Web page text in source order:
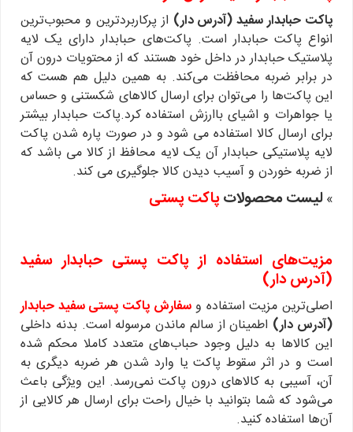
پاکت حبابدار سفید (آدرس‌ دار) از پرکاربردترین و محبوب‌ترین
انواع پاکت حبابدار است. پاکت‌های حبابدار دارای یک لایه
پلاستیک حبابدار در داخل خود هستند که از محتویات درون آن
در برابر ضربه محافظت می‌کند. به همین دلیل هم هست که
این پاکت‌ها را می‌توان برای ارسال کالاهای شکستنی و حساس
یا جواهرات و اشیای باارزش استفاده کرد.پاکت حبابدار بیشتر
برای ارسال کالا استفاده می شود و در صورت پاره شدن پاکت
لایه پلاستیکی حبابدار آن یک لایه محافظ از کالا می باشد که
از ضربه خوردن و آسیب دیدن کالا جلوگیری می کند.
»لیست محصولاتپاکت پستی
مزیت‌های استفاده از پاکت پستی حبابدار سفید
(آدرس‌ دار)
اصلی‌ترین مزیت استفاده وسفارشپاکت پستی سفید حبابدار
(آدرس‌ دار) اطمینان از سالم ماندن مرسوله است. بدنه داخلی
این کالاها به دلیل وجود حباب‌های متعدد کاملا محکم شده
است و در اثر سقوط پاکت یا وارد شدن هر ضربه دیگری به
آن، آسیبی به کالاهای درون پاکت نمی‌رسد. این ویژگی باعث
می‌شود که شما بتوانید با خیال راحت برای ارسال هر کالایی از
آن‌ها استفاده کنید.